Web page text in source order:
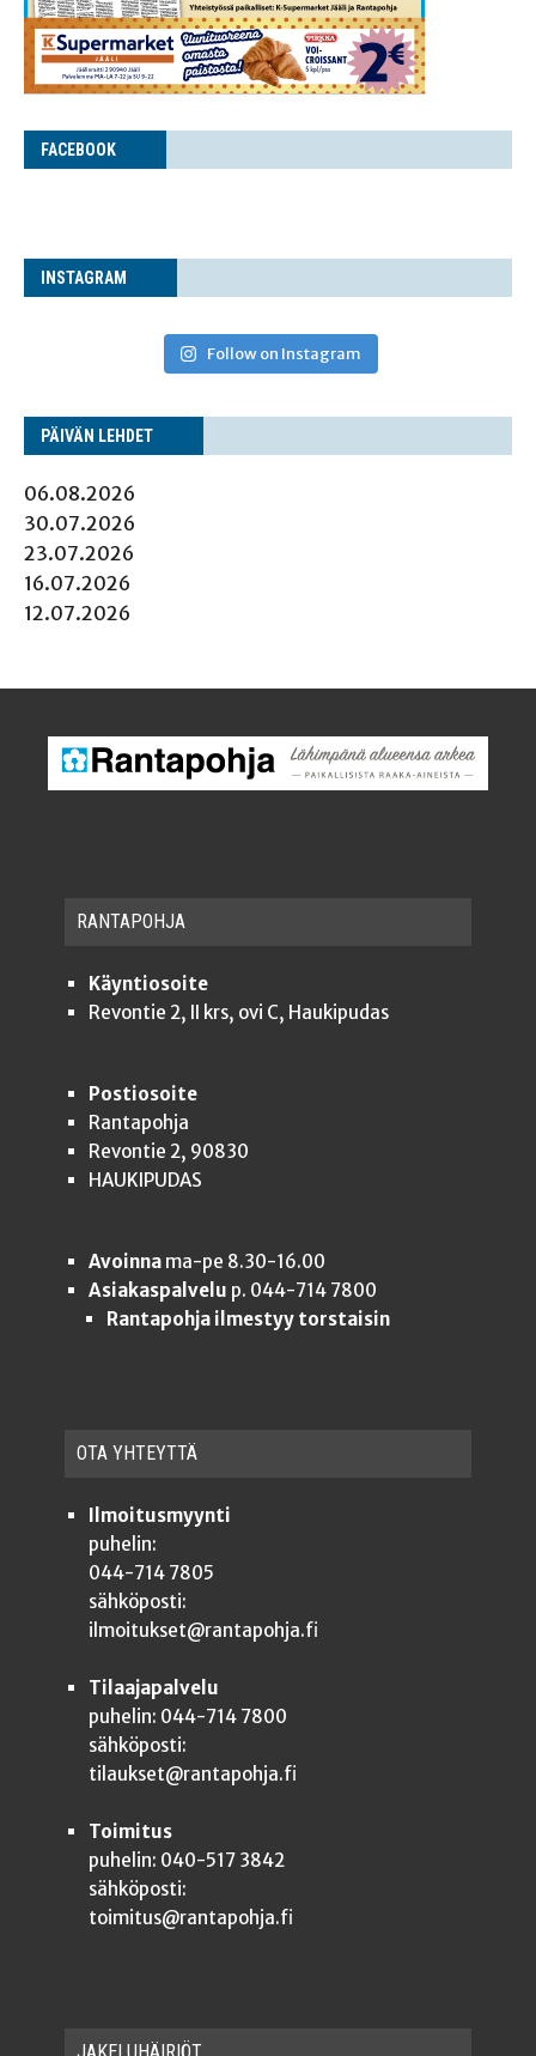
FACE­BOOK
INS­TA­GRAM
Follow on Instagram
PÄI­VÄN LEHDET
06.08.2026
30.07.2026
23.07.2026
16.07.2026
12.07.2026
RAN­TA­POH­JA
Käyntiosoite
Revontie 2, II krs, ovi C, Haukipudas
Postiosoite
Rantapohja
Revontie 2, 90830
HAUKIPUDAS
Avoinnama-pe 8.30-16.00
Asiakaspalvelu p. 044-714 7800
Rantapohja ilmestyy torstaisin
OTA YHTEYT­TÄ
Ilmoitusmyynti
puhelin:
044-714 7805
sähköposti:
ilmoitukset@rantapohja.fi
Tilaajapalvelu
puhelin: 044-714 7800
sähköposti:
tilaukset@rantapohja.fi
Toimitus
puhelin: 040-517 3842
sähköposti:
toimitus@rantapohja.fi